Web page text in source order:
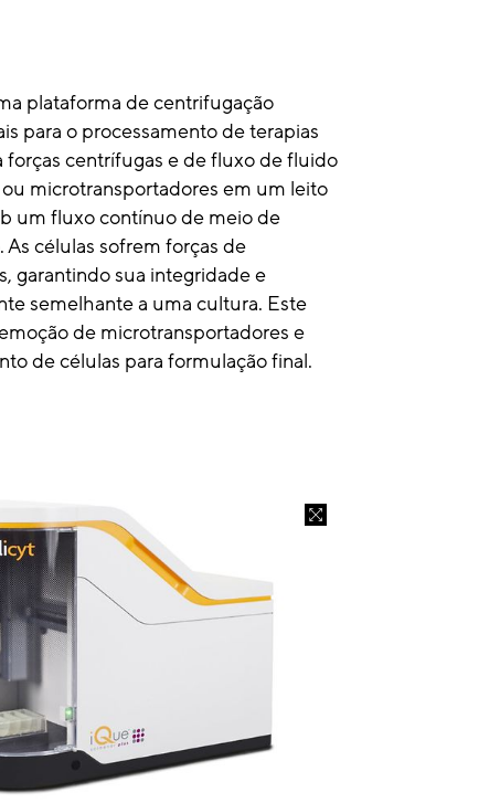
plataforma de centrifugação
para o processamento de terapias
forças centrífugas e de fluxo de fluido
microtransportadores em um leito
um fluxo contínuo de meio de
células sofrem forças de
garantindo sua integridade e
semelhante a uma cultura. Este
de microtransportadores e
de células para formulação final.